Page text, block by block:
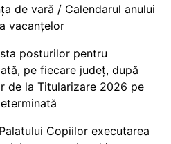
de vară / Calendarul anului
vacanțelor
posturilor pentru
pe fiecare județ, după
de la Titularizare 2026 pe
Copiilor executarea